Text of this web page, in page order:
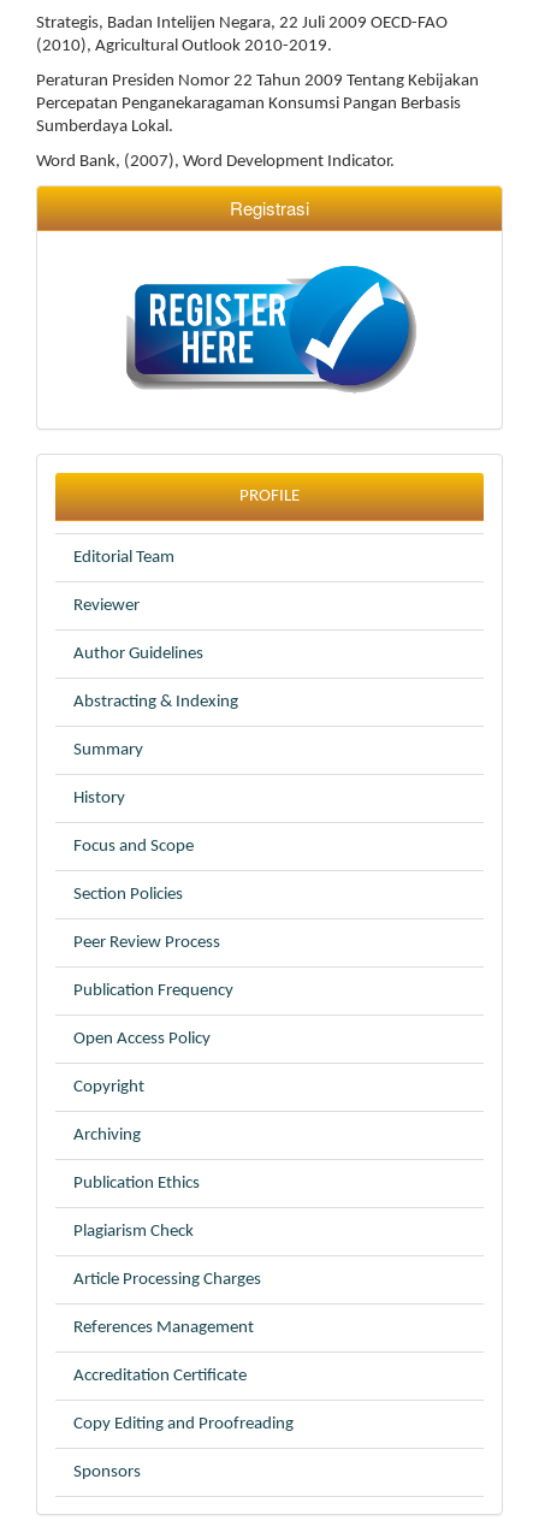
Strategis, Badan Intelijen Negara, 22 Juli 2009 OECD-FAO
(2010), Agricultural Outlook 2010-2019.
Peraturan Presiden Nomor 22 Tahun 2009 Tentang Kebijakan
Percepatan Penganekaragaman Konsumsi Pangan Berbasis
Sumberdaya Lokal.
Word Bank, (2007), Word Development Indicator.
Registrasi
profile
PROFILE
Editorial Team
Reviewer
Author Guidelines
Abstracting & Indexing
Summary
History
Focus and Scope
Section Policies
Peer Review Process
Publication Frequency
Open Access Policy
Copyright
Archiving
Publication Ethics
Plagiarism Check
Article Processing Charges
References Management
Accreditation Certificate
Copy Editing and Proofreading
Sponsors